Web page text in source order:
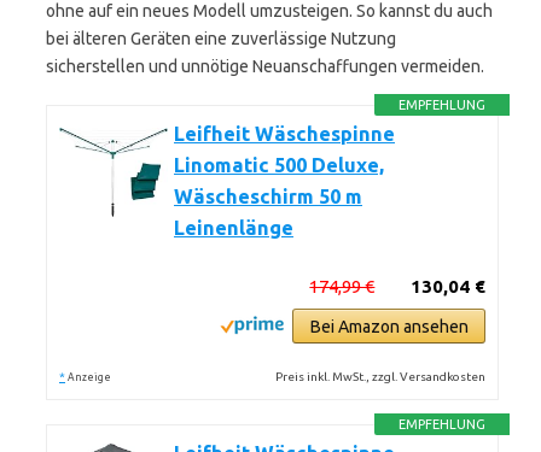
ohne auf ein neues Modell umzusteigen. So kannst du auch
bei älteren Geräten eine zuverlässige Nutzung
sicherstellen und unnötige Neuanschaffungen vermeiden.
EMPFEHLUNG
Leifheit Wäschespinne
Linomatic 500 Deluxe,
Wäscheschirm 50 m
Leinenlänge
130,04 €
174,99 €
Bei Amazon ansehen
* Anzeige Preis inkl. MwSt., zzgl. Versandkosten
EMPFEHLUNG